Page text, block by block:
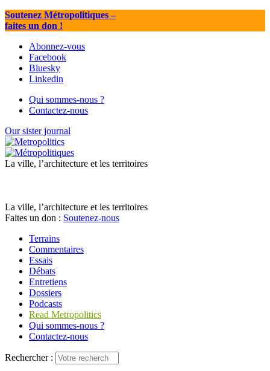
Soutenez Métropolitiques–
faites un don !
Abonnez-vous
Facebook
Bluesky
Linkedin
Qui sommes-nous ?
Contactez-nous
Our sister journal
La ville, l’architecture et les territoires
La ville, l’architecture et les territoires
Faites un don : Soutenez-nous
Terrains
Commentaires
Essais
Débats
Entretiens
Dossiers
Podcasts
Read Metropolitics
Qui sommes-nous ?
Contactez-nous
Rechercher :